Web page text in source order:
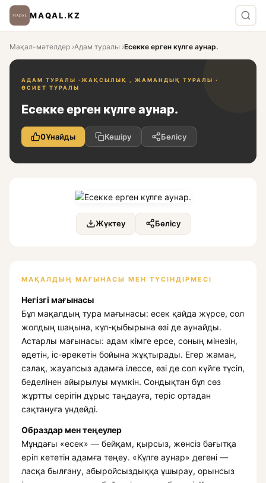
MAQAL.KZ
Мақал-мәтелдер ›Адам туралы ›Есекке ерген күлге аунар.
АДАМ ТУРАЛЫ · ЖАҚСЫЛЫҚ , ЖАМАНДЫҚ ТУРАЛЫ ·
ӨСИЕТ ТУРАЛЫ
Есекке ерген күлге аунар.
0Ұнайды Көшіру Бөлісу
Жүктеу Бөлісу
МАҚАЛДЫҢ МАҒЫНАСЫ МЕН ТҮСІНДІРМЕСІ
Негізгі мағынасы
Бұл мақалдың тура мағынасы: есек қайда жүрсе, сол
жолдың шаңына, күл-қыбырына өзі де аунайды.
Астарлы мағынасы: адам кімге ерсе, соның мінезін,
әдетін, іс-әрекетін бойына жұқтырады. Егер жаман,
салақ, жауапсыз адамға ілессе, өзі де сол күйге түсіп,
беделінен айырылуы мүмкін. Сондықтан бұл сөз
жұртты серігін дұрыс таңдауға, теріс ортадан
сақтануға үндейді.
Образдар мен теңеулер
Мұндағы «есек» — бейқам, қырсыз, жөнсіз бағытқа
еріп кететін адамға теңеу. «Күлге аунар» дегені —
ласқа былғану, абыройсыздыққа ұшырау, орынсыз